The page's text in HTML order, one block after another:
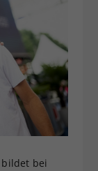
bei